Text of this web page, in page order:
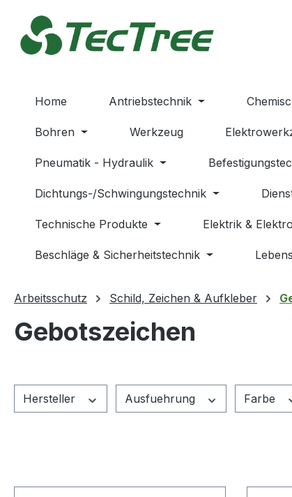
Hauptinhalt springen
Zur Suche springen
Zur Hauptnavigation springen
Home Antriebstechnik
Bohren Werkzeug
Pneumatik - Hydraulik
Dichtungs-/Schwingungstechnik
Technische Produkte Elektrik &
Beschläge & Sicherheitstechnik
Arbeitsschutz Schild, Zeichen & Aufkleber
Gebotszeichen
Hersteller Ausfuehrung Farbe